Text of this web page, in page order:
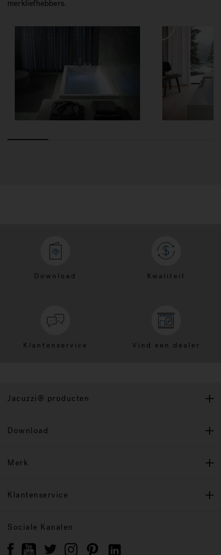
merkliefhebbers.
Download Kwaliteit
Klantenservice Vind een dealer
Jacuzzi® producten
Download
Merk
Klantenservice
Sociale Kanalen